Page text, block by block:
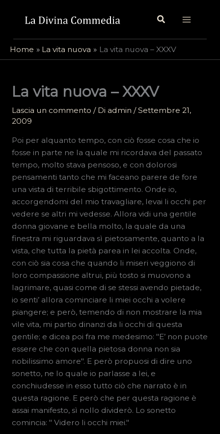
Cerca
Home La vita nuova La vita nuova – XXXV
La vita nuova – XXXV
Lascia un commento / Di admin /Settembre 21,
2009
Poi per alquanto tempo, con ciò fosse cosa che io
fosse in parte ne la quale mi ricordava del passato
tempo, molto stava pensoso, e con dolorosi
pensamenti tanto che mi faceano parere de fore
una vista di terribile sbigottimento. Onde io,
accorgendomi del mio travagliare, levai li occhi per
vedere se altri mi vedesse. Allora vidi una gentile
donna giovane e bella molto, la quale da una
finestra mi riguardava sì pietosamente, quanto a la
vista, che tutta la pietà parea in lei accolta. Onde,
con ciò sia cosa che quando li miseri veggiono di
loro compassione altrui, più tosto si muovono a
lagrimare, quasi come di se stessi avendo pietade,
io senti’ allora cominciare li miei occhi a volere
piangere; e però, temendo di non mostrare la mia
vile vita, mi partio dinanzi da li occhi di questa
gentile; e dicea poi fra me medesimo: "E’ non puote
essere che con quella pietosa donna non sia
nobilissimo amore". E però propuosi di dire uno
sonetto, ne lo quale io parlasse a lei, e
conchiudesse in esso tutto ciò che narrato è in
questa ragione. E però che per questa ragione è
assai manifesto, sì nollo dividerò. Lo sonetto
comincia: " Videro li occhi miei."